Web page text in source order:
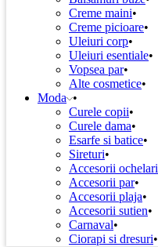
Creme maini
Creme picioare
Uleiuri corp
Uleiuri esentiale
Vopsea par
Alte cosmetice
Moda
Curele copii
Curele dama
Esarfe si batice
Sireturi
Accesorii ochelari
Accesorii par
Accesorii plaja
Accesorii sutien
Carnaval
Ciorapi si dresuri